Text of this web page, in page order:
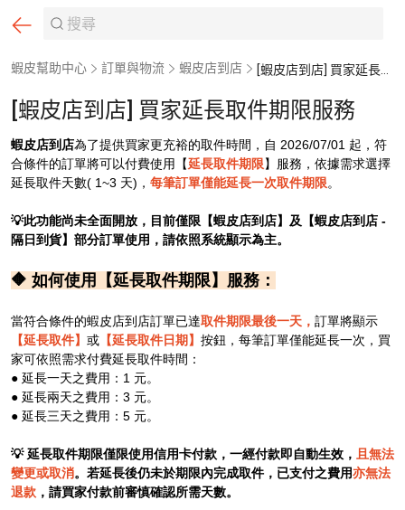
蝦皮幫助中心 訂單與物流 蝦皮店到店 [蝦皮店到店] 買家延長取件期限服務
[蝦皮店到店] 買家延長取件期限服務
蝦皮店到店為了提供買家更充裕的取件時間，自 2026/07/01 起，符
合條件的訂單將可以付費使用【延長取件期限】服務，依據需求選擇
延長取件天數( 1~3 天)， 每筆訂單僅能延長一次取件期限。
💡此功能尚未全面開放，目前僅限【蝦皮店到店】及【蝦皮店到店 -
隔日到貨】部分訂單使用，請依照系統顯示為主。
🔶 如何使用【延長取件期限】服務：
當符合條件的蝦皮店到店訂單已達取件期限最後一天， 訂單將顯示
【延長取件】 或 【延長取件日期】 按鈕，每筆訂單僅能延長一次，買
家可依照需求付費延長取件時間：
● 延長一天之費用：1 元。
● 延長兩天之費用：3 元。
● 延長三天之費用：5 元。
💡 延長取件期限僅限使用信用卡付款，一經付款即自動生效， 且無法
變更或取消。若延長後仍未於期限內完成取件，已支付之費用亦無法
退款 ，請買家付款前審慎確認所需天數。